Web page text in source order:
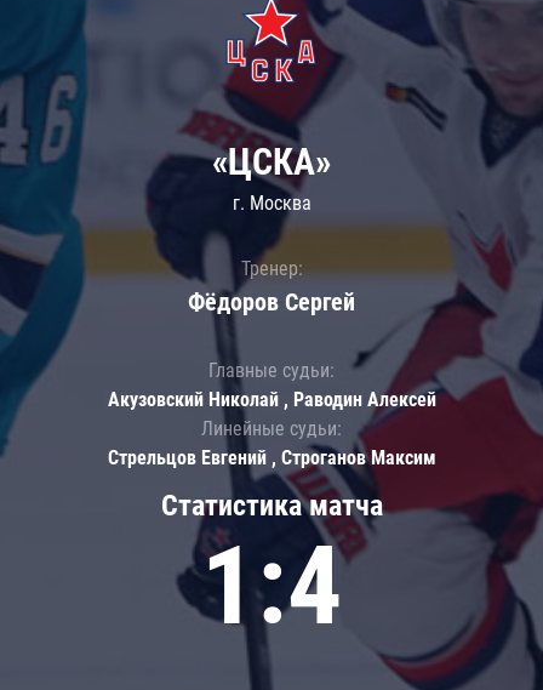
Статистика матча
1:4
«ЦСКА»
г. Москва
Тренер:
Фёдоров Сергей
Главные судьи:
Акузовский Николай , Раводин Алексей
Линейные судьи:
Стрельцов Евгений , Строганов Максим